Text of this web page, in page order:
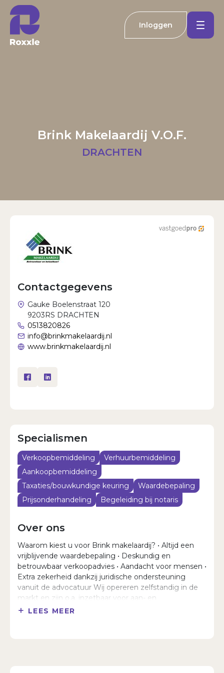
Nieuwbouw
Inloggen
Brink Makelaardij V.O.F.
DRACHTEN
Contactgegevens
Gauke Boelenstraat 120
9203RS DRACHTEN
0513820826
info@brinkmakelaardij.nl
www.brinkmakelaardij.nl
Specialismen
Verkoopbemiddeling
Verhuurbemiddeling
Aankoopbemiddeling
Taxaties/bouwkundige keuring
Waardebepaling
Prijsonderhandeling
Begeleiding bij notaris
Over ons
Waarom kiest u voor Brink makelaardij? • Altijd een
vrijblijvende waardebepaling • Deskundig en
betrouwbaar verkoopadvies • Aandacht voor mensen •
Extra zekerheid dankzij juridische ondersteuning
vanuit de advocatuur Wij opereren zelfstandig in de
markt en zijn o.a. inzetbaar voor aan- en
verkoopbemiddeling van onroerend goed, alsmede
LEES MEER